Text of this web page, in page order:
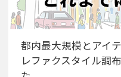
都内最大規模とアイ
レファクスタイル調